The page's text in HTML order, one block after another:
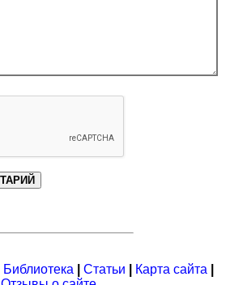
Библиотека Статьи Карта сайта